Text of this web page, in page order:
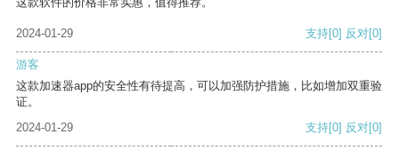
2024-01-29 支持[0] 反对[0]
游客
这款加速器app的安全性有待提高，可以加强防护措施，比如增加双重验
证。
2024-01-29
支持[0] 反对[0]